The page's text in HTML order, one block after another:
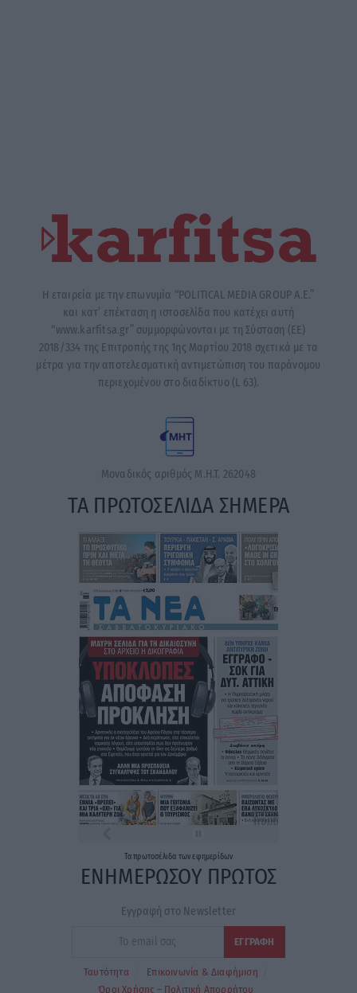
Η εταιρεία με την επωνυμία “POLITICAL MEDIA GROUP A.E.”
και κατ’ επέκταση η ιστοσελίδα που κατέχει αυτή
“www.karfitsa.gr” συμμορφώνονται με τη Σύσταση (ΕΕ)
2018/334 της Επιτροπής της 1ης Μαρτίου 2018 σχετικά με τα
μέτρα για την αποτελεσματική αντιμετώπιση του παράνομου
περιεχομένου στο διαδίκτυο (L 63).
Μοναδικός αριθμός Μ.Η.Τ. 262048
ΤΑ ΠΡΩΤΟΣΕΛΙΔΑ ΣΗΜΕΡΑ
Ταπρωτοσέλιδα τωνεφημερίδων
ΕΝΗΜΕΡΩΣΟΥ ΠΡΩΤΟΣ
Εγγραφή στο Newsletter
Ταυτότητα
Επικοινωνία & Διαφήμιση
Όροι Χρήσης – Πολιτική Απορρήτου